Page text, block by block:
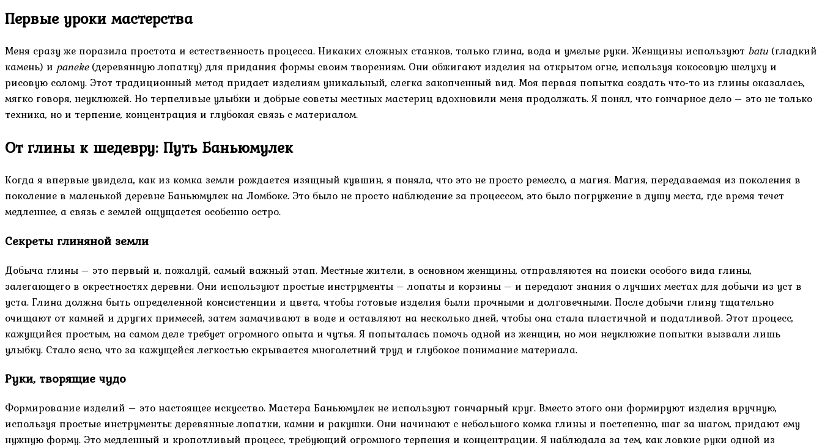
Первые уроки мастерства
Меня сразу же поразила простота и естественность процесса. Никаких сложных станков, только глина, вода и умелые руки. Женщины используют batu (гладкий
камень) и paneke(деревянную лопатку) для придания формы своим творениям. Они обжигают изделия на открытом огне, используя кокосовую шелуху и
рисовую солому. Этот традиционный метод придает изделиям уникальный, слегка закопченный вид. Моя первая попытка создать что-то из глины оказалась,
мягко говоря, неуклюжей. Но терпеливые улыбки и добрые советы местных мастериц вдохновили меня продолжать. Я понял, что гончарное дело – это не только
техника, но и терпение, концентрация и глубокая связь с материалом.
От глины к шедевру: Путь Баньюмулек
Когда я впервые увидела, как из комка земли рождается изящный кувшин, я поняла, что это не просто ремесло, а магия. Магия, передаваемая из поколения в
поколение в маленькой деревне Баньюмулек на Ломбоке. Это было не просто наблюдение за процессом, это было погружение в душу места, где время течет
медленнее, а связь с землей ощущается особенно остро.
Секреты глиняной земли
Добыча глины – это первый и, пожалуй, самый важный этап. Местные жители, в основном женщины, отправляются на поиски особого вида глины,
залегающего в окрестностях деревни. Они используют простые инструменты – лопаты и корзины – и передают знания о лучших местах для добычи из уст в
уста. Глина должна быть определенной консистенции и цвета, чтобы готовые изделия были прочными и долговечными. После добычи глину тщательно
очищают от камней и других примесей, затем замачивают в воде и оставляют на несколько дней, чтобы она стала пластичной и податливой. Этот процесс,
кажущийся простым, на самом деле требует огромного опыта и чутья. Я попыталась помочь одной из женщин, но мои неуклюжие попытки вызвали лишь
улыбку. Стало ясно, что за кажущейся легкостью скрывается многолетний труд и глубокое понимание материала.
Руки, творящие чудо
Формирование изделий – это настоящее искусство. Мастера Баньюмулек не используют гончарный круг. Вместо этого они формируют изделия вручную,
используя простые инструменты: деревянные лопатки, камни и ракушки. Они начинают с небольшого комка глины и постепенно, шаг за шагом, придают ему
нужную форму. Это медленный и кропотливый процесс, требующий огромного терпения и концентрации. Я наблюдала за тем, как ловкие руки одной из